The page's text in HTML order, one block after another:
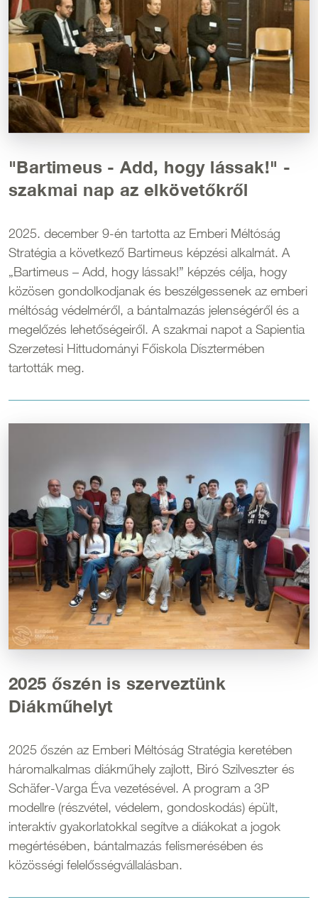
"Bartimeus - Add, hogy lássak!" -
szakmai nap az elkövetőkről
2025. december 9-én tartotta az Emberi Méltóság
Stratégia a következő Bartimeus képzési alkalmát. A
„Bartimeus – Add, hogy lássak!” képzés célja, hogy
közösen gondolkodjanak és beszélgessenek az emberi
méltóság védelméről, a bántalmazás jelenségéről és a
megelőzés lehetőségeiről. A szakmai napot a Sapientia
Szerzetesi Hittudományi Főiskola Dísztermében
tartották meg.
2025 őszén is szerveztünk
Diákműhelyt
2025 őszén az Emberi Méltóság Stratégia keretében
háromalkalmas diákműhely zajlott, Biró Szilveszter és
Schäfer-Varga Éva vezetésével. A program a 3P
modellre (részvétel, védelem, gondoskodás) épült,
interaktív gyakorlatokkal segítve a diákokat a jogok
megértésében, bántalmazás felismerésében és
közösségi felelősségvállalásban.